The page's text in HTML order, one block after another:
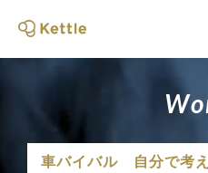
Wo
車バイバル 自分で考